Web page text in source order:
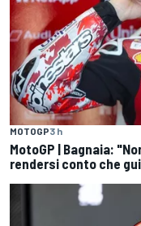
MOTOGP3 h
MotoGP | Bagnaia:
rendersi conto che